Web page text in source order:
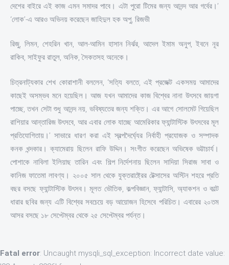
দেশের বাইরে এই কাজ এমন সমাদর পাবে। এটা পুরো টিমের জন্য আনন্দ আর গর্বের।’
‘লোক’-এ আরও অভিনয় করেছেন জাহিদুল হক অপু, রিজভী
রিজু, লিমন, শেহরিন খান, আল-আমিন হাসান নির্ঝর, আদেল ইমাম অনুপ, ইবনে নূর
রাকিব, সাইফুর রাতুল, অনিক, সৈকতসহ অনেকে।
চিত্রনাট্যকার শেখ কোরাশানী বললেন, ‘সত্যি বলতে, এই প্রজেক্ট একসময় আমাদের
কাছেই অসম্ভব মনে হয়েছিল। আজ যখন আমাদের কাজ বিশ্বের নানা উৎসবে জায়গা
পাচ্ছে, তখন সেটা শুধু আনন্দ নয়, ভবিষ্যতের জন্য শক্তি। এর আগে সোলমেট গিয়েছিল
রাশিয়ার আন্তারিজ উৎসবে, আর এবার লোক যাচ্ছে আমেরিকার ফ্যান্টাস্টিক উৎসবের মূল
প্রতিযোগিতায়।’ সাভারে ধারণ করা এই স্বল্পদৈর্ঘ্যের নির্বাহী প্রযোজক ও সম্পাদক
কনক খন্দকার। ক্যামেরায় ছিলেন রাফি উদ্দিন। সংগীত করেছেন অভিষেক ভট্টাচার্য।
পোশাকে নাবিলা ইলিয়াছ তারিন এবং শিল্প নির্দেশনায় ছিলেন সাদিয়া সিরাজ সাবা ও
কানিজ ফাতেমা লাবণ্য। ২০০৫ সাল থেকে যুক্তরাষ্ট্রের টেক্সাসের অস্টিন শহরে প্রতি
বছর বসছে ফ্যান্টাস্টিক উৎসব। মূলত ভৌতিক, কল্পবিজ্ঞান, ফ্যান্টাসি, অ্যাকশন ও কাল্ট
ধারার ছবির জন্য এটি বিশ্বের সবচেয়ে বড় আয়োজন হিসেবে পরিচিত। এবারের ২০তম
আসর বসছে ১৮ সেপ্টেম্বর থেকে ২৫ সেপ্টেম্বর পর্যন্ত।
Fatal error: Uncaught mysqli_sql_exception: Incorrect date value: